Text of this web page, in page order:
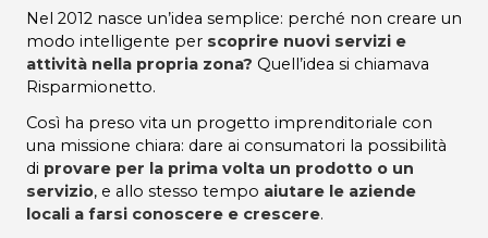
Nel 2012 nasce un’idea semplice: perché non creare un
modo intelligente per scoprire nuovi servizi e
attività nella propria zona? Quell’idea si chiamava
Risparmionetto.
Così ha preso vita un progetto imprenditoriale con
una missione chiara: dare ai consumatori la possibilità
di provare per la prima volta un prodotto o un
servizio, e allo stesso tempo aiutare le aziende
locali a farsi conoscere e crescere.